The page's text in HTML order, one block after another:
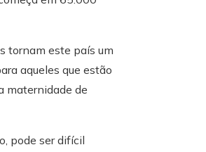
tornam este país um
aqueles que estão
maternidade de
pode ser difícil